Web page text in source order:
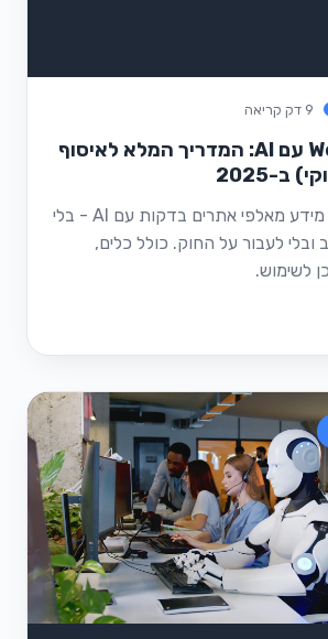
Web Scraping עם AI: המדריך המלא לאיסוף
ב-2025
גיליתי איך לאסוף מידע מאלפי אתרים בדקות עם AI - בלי
ובלי לעבור על החוק. כולל כלים,
לשימוש.